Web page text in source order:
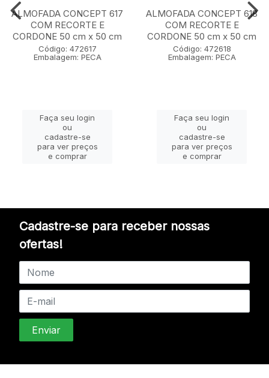
ALMOFADA CONCEPT 617
COM RECORTE E
CORDONE 50 cm x 50 cm
Código: 472617
Embalagem: PECA
Faça seu login
ou
cadastre-se
para ver preços
e comprar
ALMOFADA CONCEPT 618
COM RECORTE E
CORDONE 50 cm x 50 cm
Código: 472618
Embalagem: PECA
Faça seu login
ou
cadastre-se
para ver preços
e comprar
Cadastre-se para receber nossas
ofertas!